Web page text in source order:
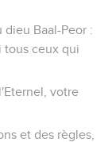
dieu Baal-Peor :
tous ceux qui
votre
et des règles,